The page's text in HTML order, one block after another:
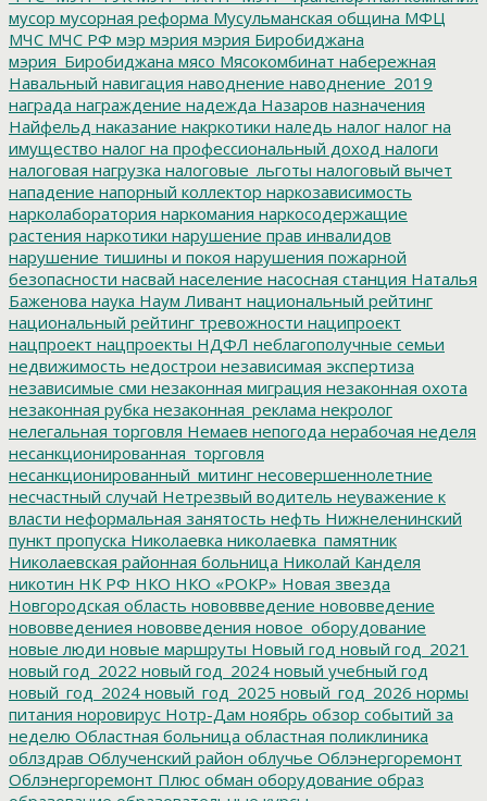
мусор мусорная реформа Мусульманская община МФЦ
МЧС МЧС РФ мэр мэрия мэрия Биробиджана
мэрия_Биробиджана мясо Мясокомбинат набережная
Навальный навигация наводнение наводнение_2019
награда награждение надежда Назаров назначения
Найфельд наказание накркотики наледь налог налог на
имущество налог на профессиональный доход налоги
налоговая нагрузка налоговые_льготы налоговый вычет
нападение напорный коллектор наркозависимость
нарколаборатория наркомания наркосодержащие
растения наркотики нарушение прав инвалидов
нарушение тишины и покоя нарушения пожарной
безопасности насвай население насосная станция Наталья
Баженова наука Наум Ливант национальный рейтинг
национальный рейтинг тревожности наципроект
нацпроект нацпроекты НДФЛ неблагополучные семьи
недвижимость недострои независимая экспертиза
независимые сми незаконная миграция незаконная охота
незаконная рубка незаконная_реклама некролог
нелегальная торговля Немаев непогода нерабочая неделя
несанкционированная_торговля
несанкционированный_митинг несовершеннолетние
несчастный случай Нетрезвый водитель неуважение к
власти неформальная занятость нефть Нижнеленинский
пункт пропуска Николаевка николаевка_памятник
Николаевская районная больница Николай Канделя
никотин НК РФ НКО НКО «РОКР» Новая звезда
Новгородская область нововвведение нововведение
нововведениея нововведения новое_оборудование
новые люди новые маршруты Новый год новый год_2021
новый год_2022 новый год_2024 новый учебный год
новый_год_2024 новый_год_2025 новый_год_2026 нормы
питания норовирус Нотр-Дам ноябрь обзор событий за
неделю Областная больница областная поликлиника
облздрав Облученский район облучье Облэнергоремонт
Облэнергоремонт Плюс обман оборудование образ